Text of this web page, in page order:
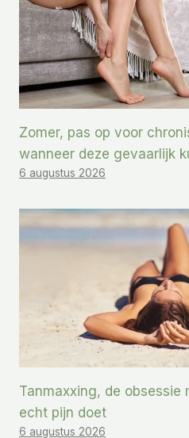
Zomer, pas op voor
wanneer deze gevaarlijk
6 augustus 2026
Tanmaxxing, de obsessie
echt pijn doet
6 augustus 2026